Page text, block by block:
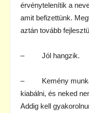
érvénytelenítik a
amit befizettünk.
aztán tovább
– Jól hangzik.
– Kemény munka
kiabálni, és neked
Addig kell